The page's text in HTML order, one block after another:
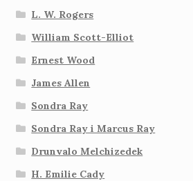
L. W. Rogers
William Scott-Elliot
Ernest Wood
James Allen
Sondra Ray
Sondra Ray i Marcus Ray
Drunvalo Melchizedek
H. Emilie Cady